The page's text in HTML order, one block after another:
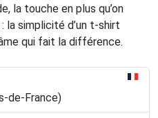
la touche en plus qu’on
la simplicité d’un t-shirt
qui fait la différence.
de-France)